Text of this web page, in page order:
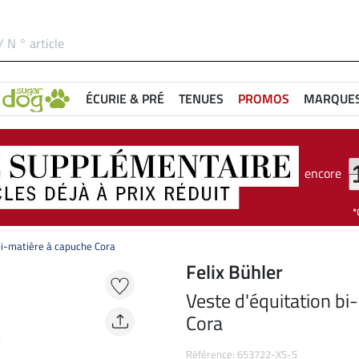
ÉCURIE & PRÉ TENUES PROMOS
encore
matière à capuche Cora
Felix Bühler
Veste d'équitation
Cora
Référence: 653722-XS-S